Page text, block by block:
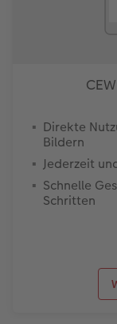
Direkte
Bildern
Jederzeit
Schnelle
Schritten